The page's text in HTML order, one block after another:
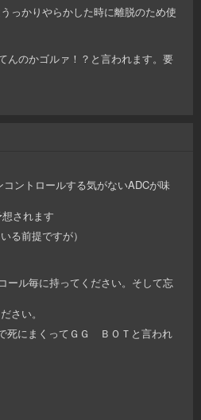
っかりやらかした時に離脱のため使
んのかゴルァ！？と言われます。要
コントロールする気がないADCが味
されます
る前提ですが）
ール毎に持ってください。そして忘
さい。
死にまくってＧＧ ＢＯＴと言われ